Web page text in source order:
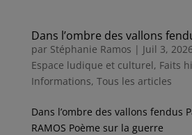
Dans l’ombre des vallons
par Stéphanie Ramos | Juil 3, 2026
Espace ludique et culturel, Faits
Informations, Tous les articles
Dans l’ombre des vallons fendus
RAMOS Poème sur la guerre